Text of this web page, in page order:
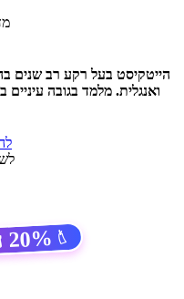
הייטקיסט בעל רקע רב שנים
ואנגלית. מלמד בגובה
🏷️
20%
הנחה למנויים